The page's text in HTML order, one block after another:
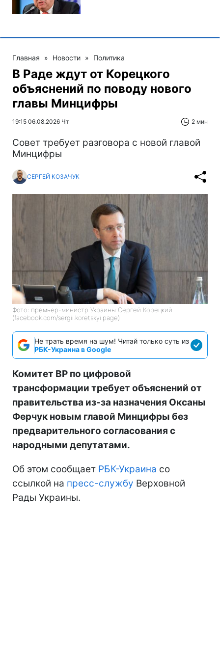
Главная » Новости » Политика
В Раде ждут от Корецкого
объяснений по поводу нового
главы Минцифры
19:15 06.08.2026 Чт 2 мин
Совет требует разговора с новой главой
Минцифры
СЕРГЕЙ КОЗАЧУК
Фото: премьер-министр Украины Сергей Корецкий
(facebook.com/sergii.koretskyi.page)
Не трать время на шум! Читай только суть из
РБК-Украина в Google
Комитет ВР по цифровой
трансформации требует объяснений от
правительства из-за назначения Оксаны
Ферчук новым главой Минцифры без
предварительного согласования с
народными депутатами.
Об этом сообщает РБК-Украина со
ссылкой на пресс-службу Верховной
Рады Украины.